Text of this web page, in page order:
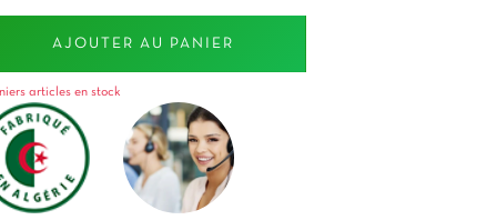
AJOUTER AU PANIER
articles en stock